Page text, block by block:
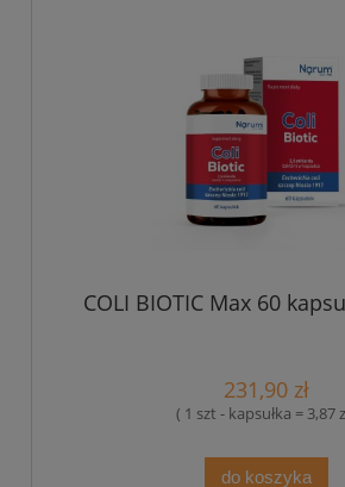
COLI BIOTIC Max 60
231,90 zł
( 1 szt - kapsułka = 3,87
do koszyka